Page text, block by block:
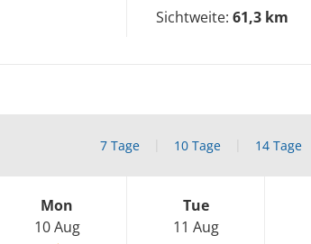
Sichtweite: 61,3 km
7 Tage 10 Tage 14 Tage
Mon
10 Aug
Tue
11 Aug